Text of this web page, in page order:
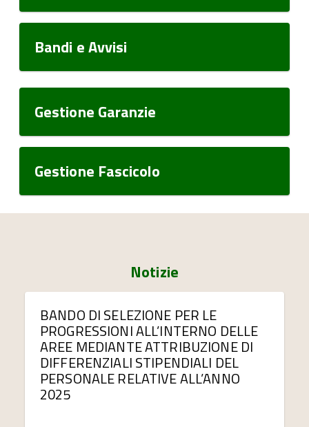
Bandi e Avvisi
Gestione Garanzie
Gestione Fascicolo
Notizie
BANDO DI SELEZIONE PER LE
PROGRESSIONI ALL’INTERNO DELLE
AREE MEDIANTE ATTRIBUZIONE DI
DIFFERENZIALI STIPENDIALI DEL
PERSONALE RELATIVE ALL’ANNO
2025